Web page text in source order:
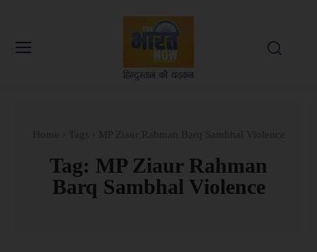
Tag: MP Ziaur Rahman
Barq Sambhal Violence